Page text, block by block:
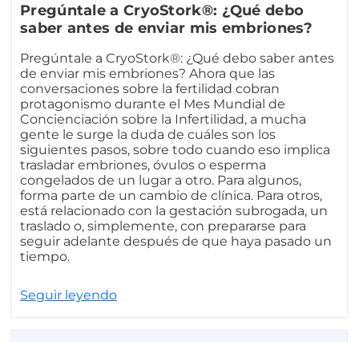
Pregúntale a CryoStork®: ¿Qué debo
saber antes de enviar mis embriones?
Pregúntale a CryoStork®: ¿Qué debo saber antes
de enviar mis embriones? Ahora que las
conversaciones sobre la fertilidad cobran
protagonismo durante el Mes Mundial de
Concienciación sobre la Infertilidad, a mucha
gente le surge la duda de cuáles son los
siguientes pasos, sobre todo cuando eso implica
trasladar embriones, óvulos o esperma
congelados de un lugar a otro. Para algunos,
forma parte de un cambio de clínica. Para otros,
está relacionado con la gestación subrogada, un
traslado o, simplemente, con prepararse para
seguir adelante después de que haya pasado un
tiempo.
Seguir leyendo